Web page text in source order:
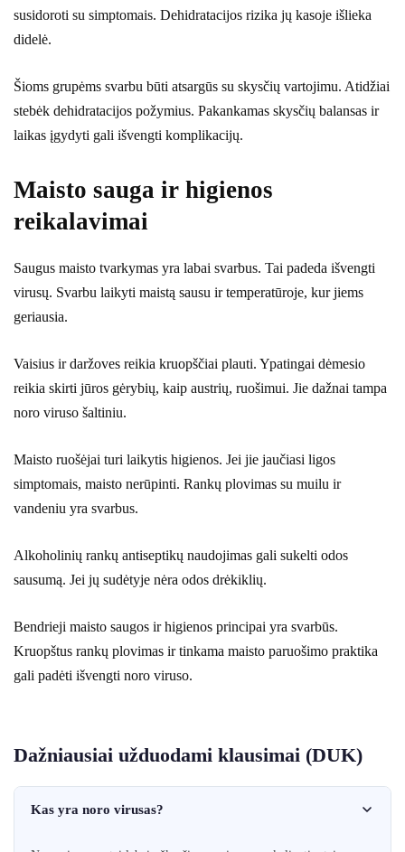
susidoroti su simptomais. Dehidratacijos rizika jų kasoje išlieka
didelė.
Šioms grupėms svarbu būti atsargūs su skysčių vartojimu. Atidžiai
stebėk dehidratacijos požymius. Pakankamas skysčių balansas ir
laikas įgydyti gali išvengti komplikacijų.
Maisto sauga ir higienos
reikalavimai
Saugus maisto tvarkymas yra labai svarbus. Tai padeda išvengti
virusų. Svarbu laikyti maistą sausu ir temperatūroje, kur jiems
geriausia.
Vaisius ir daržoves reikia kruopščiai plauti. Ypatingai dėmesio
reikia skirti jūros gėrybių, kaip austrių, ruošimui. Jie dažnai tampa
noro viruso šaltiniu.
Maisto ruošėjai turi laikytis higienos. Jei jie jaučiasi ligos
simptomais, maisto nerūpinti. Rankų plovimas su muilu ir
vandeniu yra svarbus.
Alkoholinių rankų antiseptikų naudojimas gali sukelti odos
sausumą. Jei jų sudėtyje nėra odos drėkiklių.
Bendrieji maisto saugos ir higienos principai yra svarbūs.
Kruopštus rankų plovimas ir tinkama maisto paruošimo praktika
gali padėti išvengti noro viruso.
Dažniausiai užduodami klausimai (DUK)
Kas yra noro virusas?